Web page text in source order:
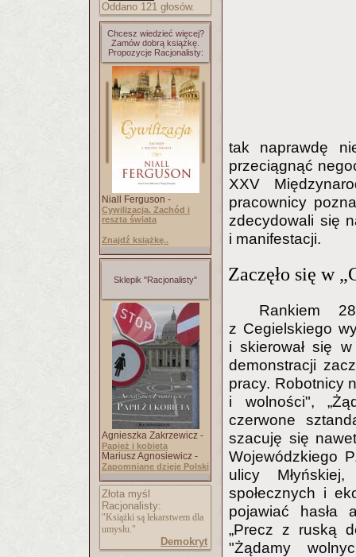
Oddano 121 głosów.
Chcesz wiedzieć więcej?
Zamów dobrą książkę.
Propozycje Racjonalisty:
Niall Ferguson -
Cywilizacja. Zachód i
reszta świata
Znajdź książkę..
Sklepik "Racjonalisty"
Agnieszka Zakrzewicz -
Papież i kobieta
Mariusz Agnosiewicz -
Zapomniane dzieje Polski
Złota myśl
Racjonalisty:
"Książki są lekarstwem dla
umysłu."
Demokryt
tak naprawdę
przeciągnąć
XXV
pracownicy
zdecydowali się
i manifestacji.
Zaczęło się w
Rankiem
z Cegielskiego
i skierował się
demonstracji
pracy. Robotnicy
i wolności",
czerwone
szacuję się
Wojewódzkiego
ulicy
społecznych i
pojawiać hasła
„Precz z ruską
"Żądamy